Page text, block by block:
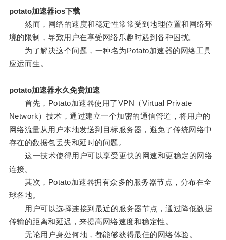
potato加速器ios下载
然而，网络的速度和稳定性常常受到地理位置和网络环
境的限制，导致用户在享受网络乐趣时遇到各种困扰。
为了解决这个问题，一种名为Potato加速器的网络工具
应运而生。
potato加速器永久免费加速
首先，Potato加速器使用了VPN（Virtual Private
Network）技术，通过建立一个加密的通信管道，将用户的
网络流量从用户本地发送到目标服务器，避免了传统网络中
存在的数据包丢失和延时的问题。
这一技术使得用户可以享受更快的网速和更稳定的网络
连接。
其次，Potato加速器拥有众多的服务器节点，分布在全
球各地。
用户可以选择连接到最近的服务器节点，通过降低数据
传输的距离和延迟，来提高网络速度和稳定性。
无论用户身处何地，都能够获得最佳的网络体验。